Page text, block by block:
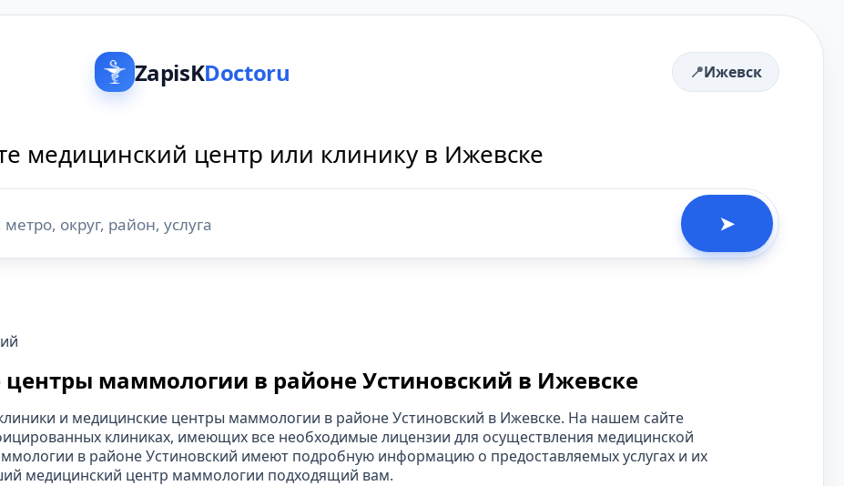
ZapisKDoctoru Ижевск
медицинский центр или клинику в Ижевске
➤
маммологии в районе Устиновский в Ижевске
и медицинские центры маммологии в районе Устиновский в Ижевске. На нашем сайте
клиниках, имеющих все необходимые лицензии для осуществления медицинской
в районе Устиновский имеют подробную информацию о предоставляемых услугах и их
медицинский центр маммологии подходящий вам.